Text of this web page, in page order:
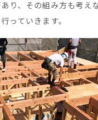
り、その組み方も考え
っていきます。